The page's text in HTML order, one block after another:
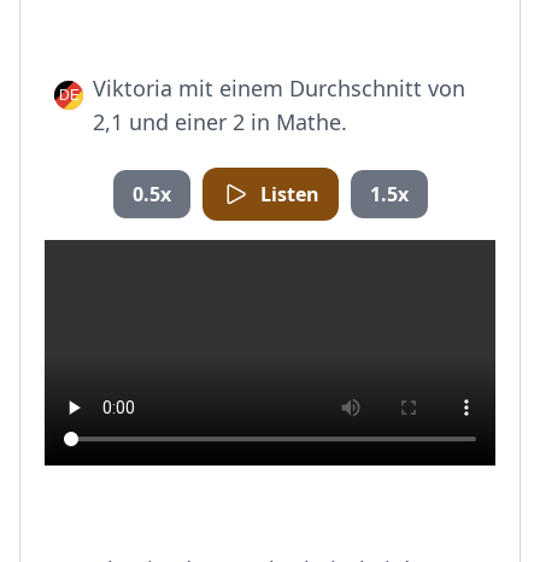
Viktoria mit einem Durchschnitt von
2,1 und einer 2 in Mathe.
0.5x Listen 1.5x